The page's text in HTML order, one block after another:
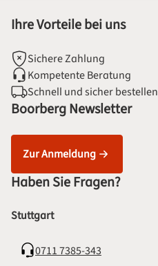
Ihre Vorteile bei uns
Sichere Zahlung
Kompetente Beratung
Schnell und sicher bestellen
Boorberg Newsletter
Zur Anmeldung
Haben Sie Fragen?
Stuttgart
0711 7385-343